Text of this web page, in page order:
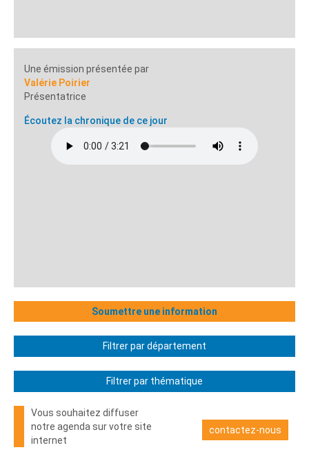
Une émission présentée par
Valérie Poirier
Présentatrice
Écoutez la chronique de ce jour
Soumettre une information
Filtrer par département
Filtrer par thématique
Vous souhaitez diffuser
notre agenda sur votre site
internet
contactez-nous